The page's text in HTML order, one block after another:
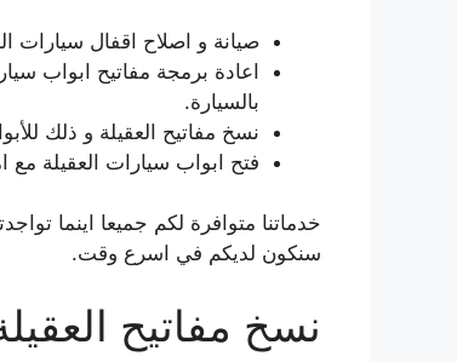
صيانة و اصلاح اقفال سيارات
اعادة برمجة مفاتيح ابواب
بالسيارة.
نسخ مفاتيح العقيلة و ذلك
فتح ابواب سيارات العقيلة مع
خدماتنا متوافرة لكم جميعا اينما
سنكون لديكم في اسرع وقت.
نسخ مفاتيح